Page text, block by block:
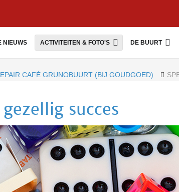
NIEUWS ACTIVITEITEN & FOTO'S DE BUURT
CAFÉ GRUNOBUURT (BIJ GOUDGOED)
succes